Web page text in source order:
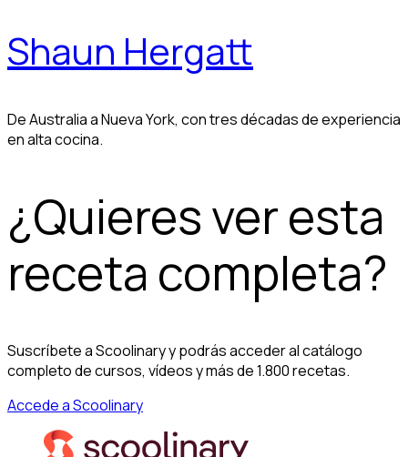
Shaun Hergatt
De Australia a Nueva York, con tres décadas de experiencia
en alta cocina.
¿Quieres ver esta
receta completa?
Suscríbete a Scoolinary y podrás acceder al catálogo
completo de cursos, vídeos y más de 1.800 recetas.
Accede a Scoolinary